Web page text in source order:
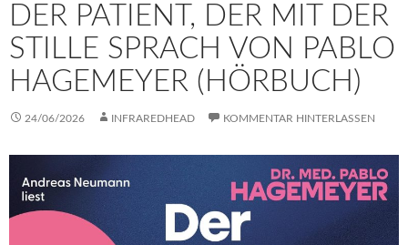
DER PATIENT, DER MIT DER
STILLE SPRACH VON PABLO
HAGEMEYER (HÖRBUCH)
24/06/2026 INFRAREDHEAD KOMMENTAR HINTERLASSEN